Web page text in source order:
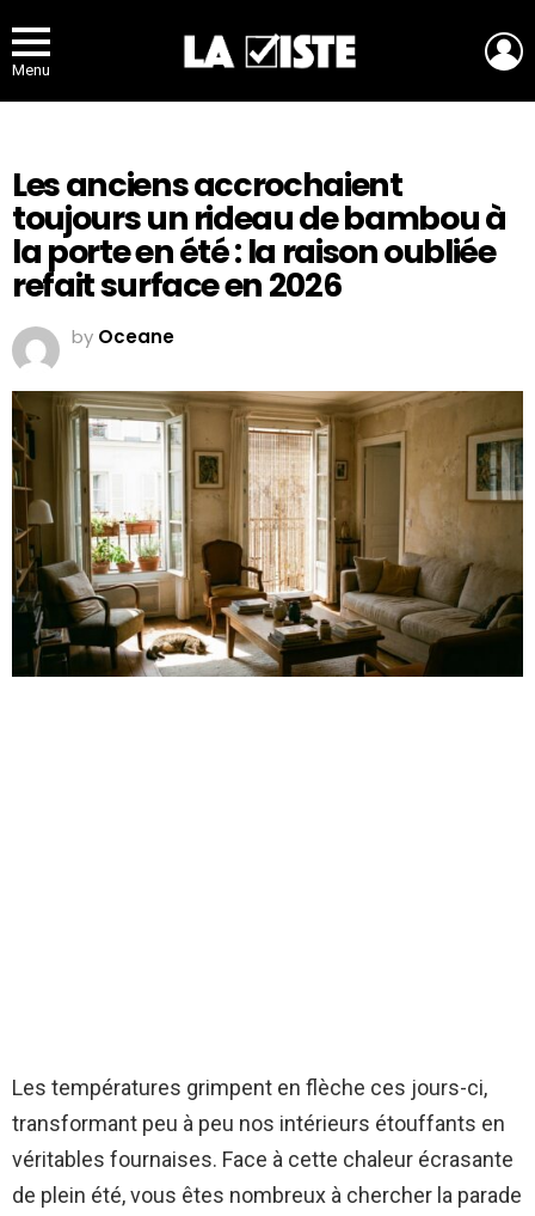
Menu
Les anciens accrochaient
toujours un rideau de bambou à
la porte en été : la raison oubliée
refait surface en 2026
by Oceane
Les températures grimpent en flèche ces jours-ci,
transformant peu à peu nos intérieurs étouffants en
véritables fournaises. Face à cette chaleur écrasante
de plein été, vous êtes nombreux à chercher la parade